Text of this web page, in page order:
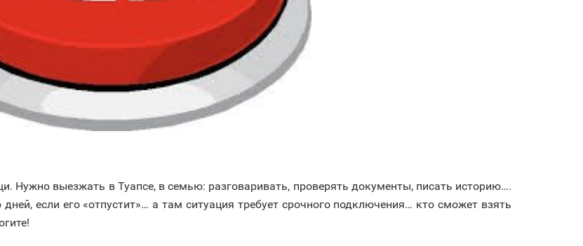
выезжать в Туапсе, в семью: разговаривать, проверять документы, писать историю….
если его «отпустит»… а там ситуация требует срочного подключения… кто сможет взять